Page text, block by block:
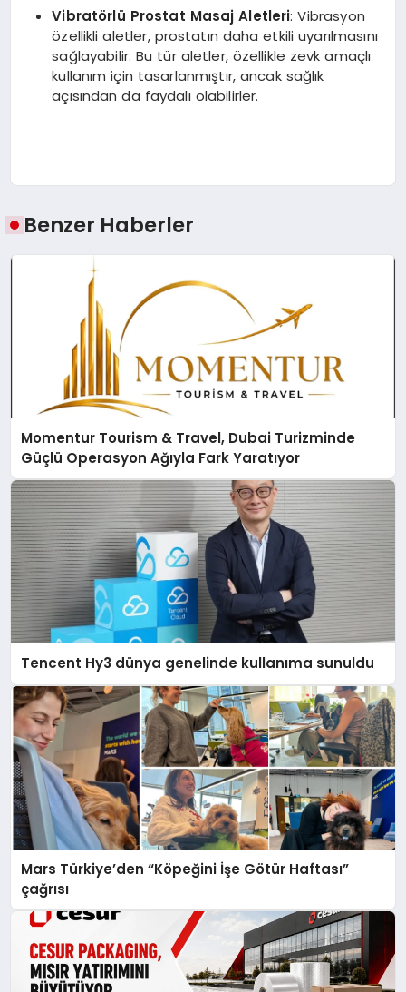
Vibratörlü Prostat Masaj Aletleri: Vibrasyon
özellikli aletler, prostatın daha etkili uyarılmasını
sağlayabilir. Bu tür aletler, özellikle zevk amaçlı
kullanım için tasarlanmıştır, ancak sağlık
açısından da faydalı olabilirler.
Benzer Haberler
Momentur Tourism & Travel, Dubai Turizminde
Güçlü Operasyon Ağıyla Fark Yaratıyor
Tencent Hy3 dünya genelinde kullanıma sunuldu
Mars Türkiye’den “Köpeğini İşe Götür Haftası”
çağrısı